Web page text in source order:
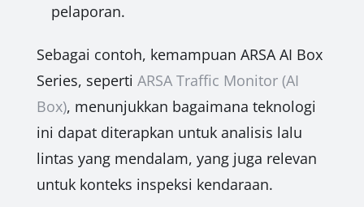
pelaporan.
Sebagai contoh, kemampuan ARSA AI Box
Series, seperti ARSA Traffic Monitor (AI
Box), menunjukkan bagaimana teknologi
ini dapat diterapkan untuk analisis lalu
lintas yang mendalam, yang juga relevan
untuk konteks inspeksi kendaraan.